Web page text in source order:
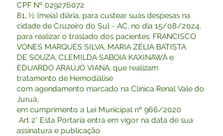
CPF Nº 029276072
81, ½ (meia) diária, para custear suas despesas na
cidade de Cruzeiro do Sul - AC, no dia 15/08/2024,
para realizar o traslado dos pacientes: FRANCISCO
VONES MARQUES SILVA, MARIA ZÉLIA BATISTA
DE SOUZA, CLEMILDA SABOIA KAXINAWÁ e
EDUARDO ARAÚJO VIANA, que realizam
tratamento de Hemodiálise
com agendamento marcado na Clínica Renal Vale do
Juruá,
em cumprimento a Lei Municipal nº 966/2020
Art 2° Esta Portaria entra em vigor na data de sua
assinatura e publicação